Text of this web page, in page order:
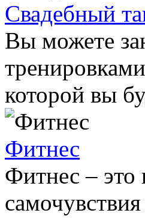
Свадебный
Вы можете
которой вы
Фитнес
Фитнес – это